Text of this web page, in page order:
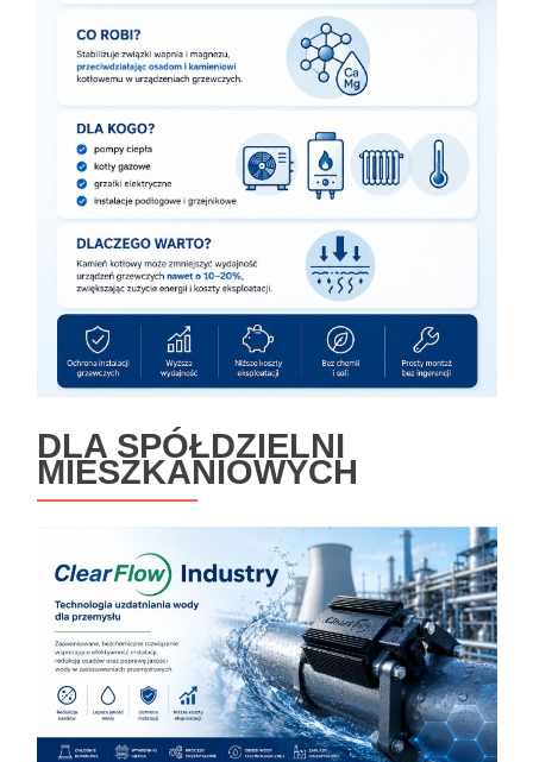
DLA SPÓŁDZIELNI
MIESZKANIOWYCH